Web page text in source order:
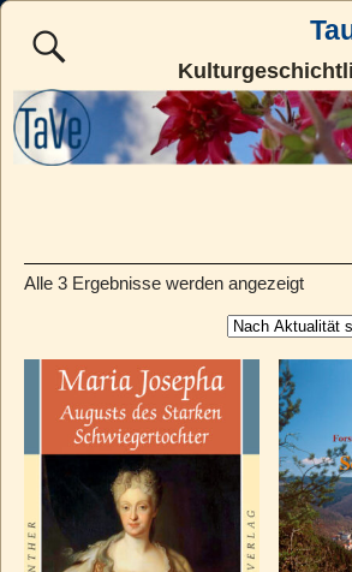
Alle 3 Ergebnisse werden angezeigt